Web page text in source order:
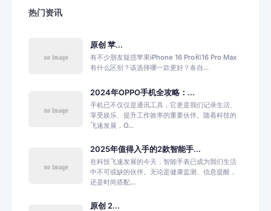
热门资讯
原创 苹...
有不少朋友疑惑苹果iPhone 16 Pro和16 Pro Max
有什么区别？该选择哪一款更好？各自...
2024年OPPO手机全攻略：...
手机已不仅仅是通讯工具，它更是我们记录生活、
享受娱乐、提升工作效率的重要伙伴。随着科技的
飞速发展，O...
2025年值得入手的2款智能手...
在科技飞速发展的今天，智能手表已成为我们生活
中不可或缺的伙伴。无论是健康监测、信息提醒，
还是时尚搭配...
原创 2...